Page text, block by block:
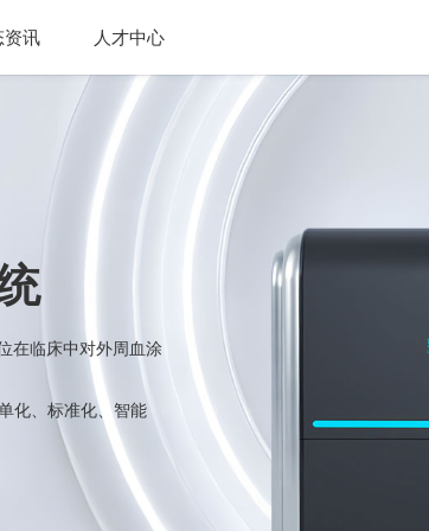
资讯 人才中心
在临床中对外周血涂
化、标准化、智能